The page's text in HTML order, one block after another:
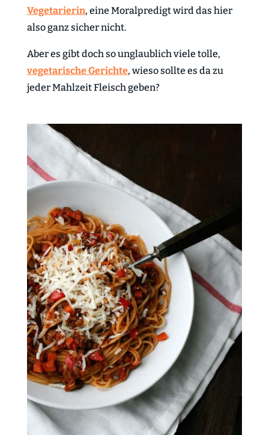
Vegetarierin, eine Moralpredigt wird das hier
also ganz sicher nicht.
Aber es gibt doch so unglaublich viele tolle,
vegetarische Gerichte, wieso sollte es da zu
jeder Mahlzeit Fleisch geben?